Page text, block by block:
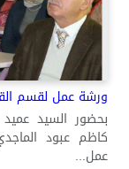
ورشة عمل لقسم
بحضور السيد عميد
كاظم عبود
عمل...